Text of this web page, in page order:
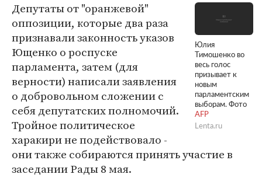
Юлия
Тимошенко во
весь голос
призывает к
новым
парламентским
выборам. Фото
AFP
Lenta.ru
Депутаты от "оранжевой"
оппозиции, которые два раза
признавали законность указов
Ющенко о роспуске
парламента, затем (для
верности) написали заявления
о добровольном сложении с
себя депутатских полномочий.
Тройное политическое
харакири не подействовало -
они также собираются принять участие в
заседании Рады 8 мая.